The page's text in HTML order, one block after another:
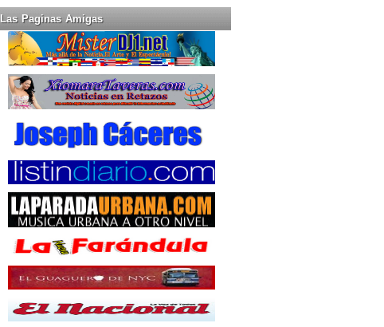
Las Paginas Amigas